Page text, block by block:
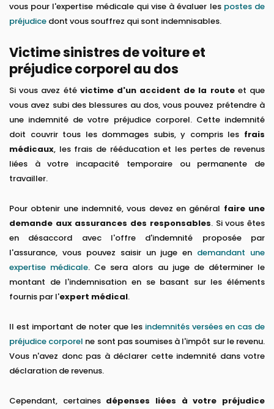
vous pour l'expertise médicale qui vise à évaluer les postes de
préjudice dont vous souffrez qui sont indemnisables.
Victime sinistres de voiture et
préjudice corporel au dos
Si vous avez été victime d'un accident de la routeet que
vous avez subi des blessures au dos, vous pouvez prétendre à
une indemnité de votre préjudice corporel. Cette indemnité
doit couvrir tous les dommages subis, y compris les frais
médicaux, les frais de rééducation et les pertes de revenus
liées à votre incapacité temporaire ou permanente de
travailler.
Pour obtenir une indemnité, vous devez en général faire une
demande aux assurances des responsables. Si vous êtes
en désaccord avec l'offre d'indemnité proposée par
l'assurance, vous pouvez saisir un juge en demandant une
expertise médicale. Ce sera alors au juge de déterminer le
montant de l'indemnisation en se basant sur les éléments
fournis par l'expert médical.
Il est important de noter que les indemnités versées en cas de
préjudice corporel ne sont pas soumises à l'impôt sur le revenu.
Vous n'avez donc pas à déclarer cette indemnité dans votre
déclaration de revenus.
Cependant, certaines dépenses liées à votre préjudice